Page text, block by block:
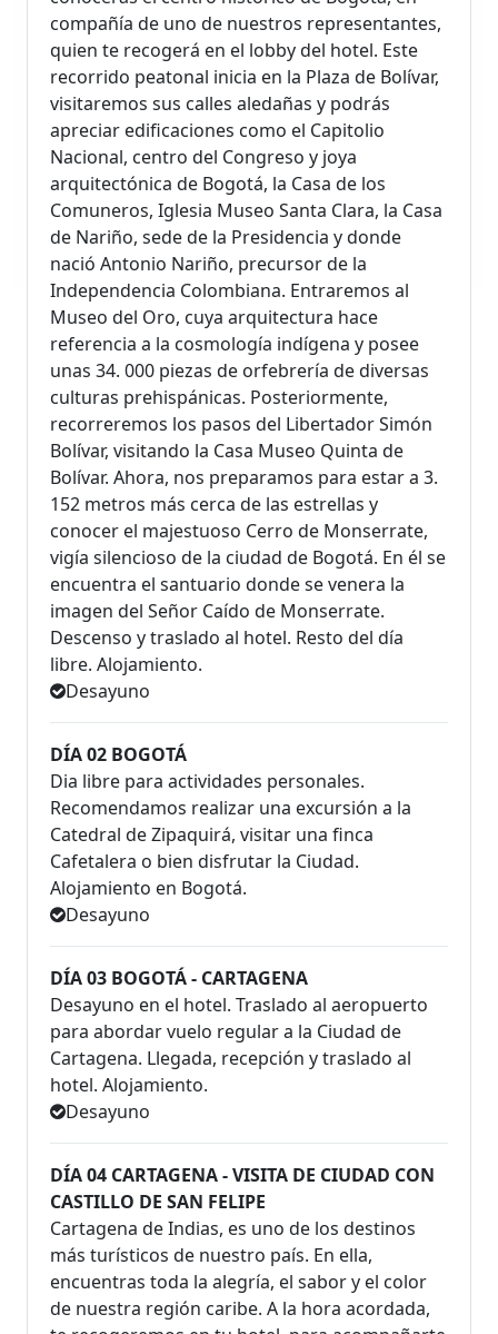
compañía de uno de nuestros representantes,
quien te recogerá en el lobby del hotel. Este
recorrido peatonal inicia en la Plaza de Bolívar,
visitaremos sus calles aledañas y podrás
apreciar edificaciones como el Capitolio
Nacional, centro del Congreso y joya
arquitectónica de Bogotá, la Casa de los
Comuneros, Iglesia Museo Santa Clara, la Casa
de Nariño, sede de la Presidencia y donde
nació Antonio Nariño, precursor de la
Independencia Colombiana. Entraremos al
Museo del Oro, cuya arquitectura hace
referencia a la cosmología indígena y posee
unas 34. 000 piezas de orfebrería de diversas
culturas prehispánicas. Posteriormente,
recorreremos los pasos del Libertador Simón
Bolívar, visitando la Casa Museo Quinta de
Bolívar. Ahora, nos preparamos para estar a 3.
152 metros más cerca de las estrellas y
conocer el majestuoso Cerro de Monserrate,
vigía silencioso de la ciudad de Bogotá. En él se
encuentra el santuario donde se venera la
imagen del Señor Caído de Monserrate.
Descenso y traslado al hotel. Resto del día
libre. Alojamiento.
Desayuno
DÍA 02 BOGOTÁ
Dia libre para actividades personales.
Recomendamos realizar una excursión a la
Catedral de Zipaquirá, visitar una finca
Cafetalera o bien disfrutar la Ciudad.
Alojamiento en Bogotá.
Desayuno
DÍA 03 BOGOTÁ - CARTAGENA
Desayuno en el hotel. Traslado al aeropuerto
para abordar vuelo regular a la Ciudad de
Cartagena. Llegada, recepción y traslado al
hotel. Alojamiento.
Desayuno
DÍA 04 CARTAGENA - VISITA DE CIUDAD CON
CASTILLO DE SAN FELIPE
Cartagena de Indias, es uno de los destinos
más turísticos de nuestro país. En ella,
encuentras toda la alegría, el sabor y el color
de nuestra región caribe. A la hora acordada,